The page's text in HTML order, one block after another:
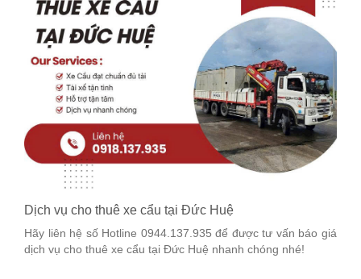
Dịch vụ cho thuê xe cẩu tại Đức Huệ
Hãy liên hệ số Hotline 0944.137.935 để được tư vấn báo giá
dịch vụ cho thuê xe cẩu tại Đức Huệ nhanh chóng nhé!